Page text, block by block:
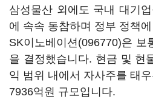
삼성물산 외에도 국내 대기
에 속속 동참하며 정부 정책
SK이노베이션(096770)은 보
을 결정했습니다. 현금 및 현
익 범위 내에서 자사주를 태
7936억원 규모입니다.